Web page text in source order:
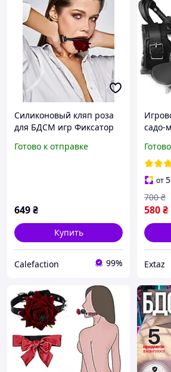
Силиконовый кляп роза
для БДСМ игр Фиксатор
Готово к отправке
649₴
Купить
Calefaction 99%
садо-
кожа,
от
580₴
700 ₴
Extaz